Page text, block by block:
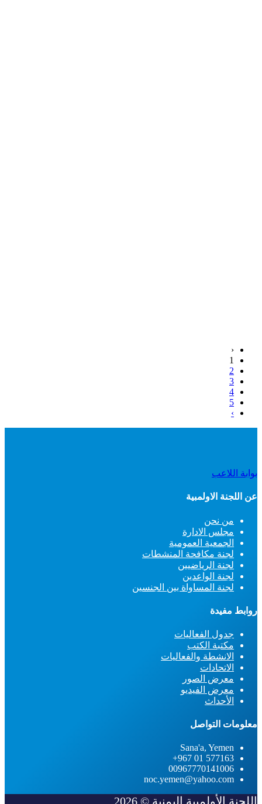
‹
1
2
3
4
5
›
بوابة اللاعب
عن اللجنة الاولمبية
من نحن
مجلس الادارة
الجمعية العمومية
لجنة مكافحة المنشطات
لجنة الرياضيين
لجنة الواعدين
لجنة المساواة بين الجنسين
روابط مفيدة
جدول الفعاليات
مكتبة الكتب
الانشطة والفعاليات
الاتحادات
معرض الصور
معرض الفيديو
الأحداث
معلومات التواصل
Sana'a, Yemen
577163 01 967+
00967770141006
noc.yemen@yahoo.com
اللجنة الأولمبية اليمنية © 2026